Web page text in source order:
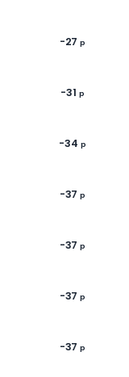
-27 p
-31 p
-34 p
-37 p
-37 p
-37 p
-37 p